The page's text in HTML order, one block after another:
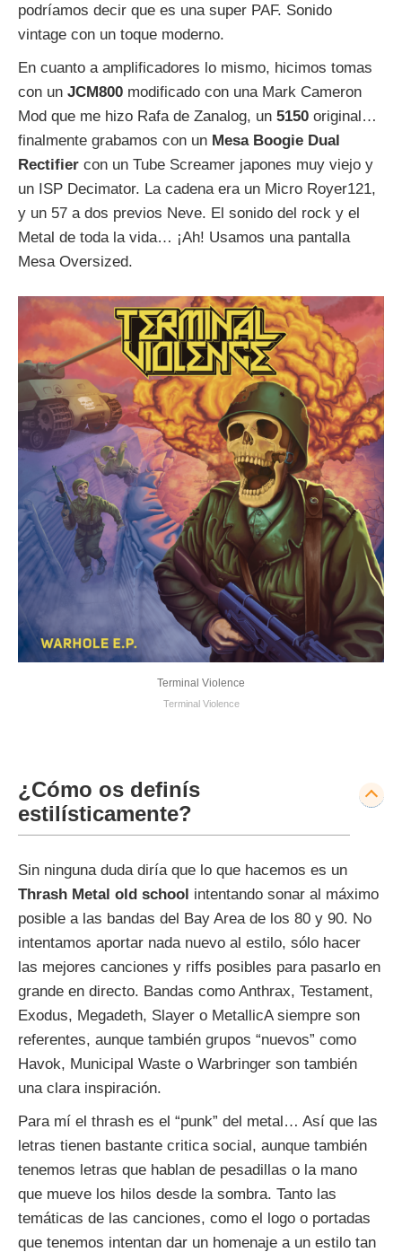
podríamos decir que es una super PAF. Sonido
vintage con un toque moderno.
En cuanto a amplificadores lo mismo, hicimos tomas
con un JCM800 modificado con una Mark Cameron
Mod que me hizo Rafa de Zanalog, un 5150 original…
finalmente grabamos con un Mesa Boogie Dual
Rectifier con un Tube Screamer japones muy viejo y
un ISP Decimator. La cadena era un Micro Royer121,
y un 57 a dos previos Neve. El sonido del rock y el
Metal de toda la vida… ¡Ah! Usamos una pantalla
Mesa Oversized.
Terminal Violence
Terminal Violence
¿Cómo os definís
estilísticamente?
Sin ninguna duda diría que lo que hacemos es un
Thrash Metal old school intentando sonar al máximo
posible a las bandas del Bay Area de los 80 y 90. No
intentamos aportar nada nuevo al estilo, sólo hacer
las mejores canciones y riffs posibles para pasarlo en
grande en directo. Bandas como Anthrax, Testament,
Exodus, Megadeth, Slayer o MetallicA siempre son
referentes, aunque también grupos “nuevos” como
Havok, Municipal Waste o Warbringer son también
una clara inspiración.
Para mí el thrash es el “punk” del metal… Así que las
letras tienen bastante critica social, aunque también
tenemos letras que hablan de pesadillas o la mano
que mueve los hilos desde la sombra. Tanto las
temáticas de las canciones, como el logo o portadas
que tenemos intentan dar un homenaje a un estilo tan